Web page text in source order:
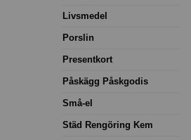
Livsmedel
Porslin
Presentkort
Påskägg Påskgodis
Små-el
Städ Rengöring Kem